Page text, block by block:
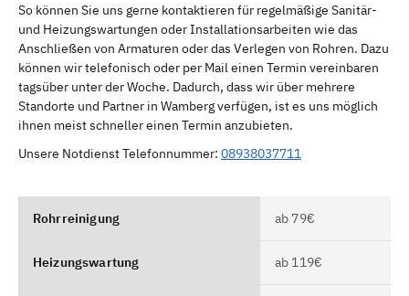
So können Sie uns gerne kontaktieren für regelmäßige Sanitär-
und Heizungswartungen oder Installationsarbeiten wie das
Anschließen von Armaturen oder das Verlegen von Rohren. Dazu
können wir telefonisch oder per Mail einen Termin vereinbaren
tagsüber unter der Woche. Dadurch, dass wir über mehrere
Standorte und Partner in Wamberg verfügen, ist es uns möglich
ihnen meist schneller einen Termin anzubieten.
Unsere Notdienst Telefonnummer: 08938037711
Rohrreinigung ab 79€
Heizungswartung ab 119€